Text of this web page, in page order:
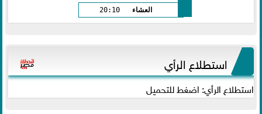
العشاء
20:10
استطلاع الرأي
استطلاع الرأي: اضغط للتحميل